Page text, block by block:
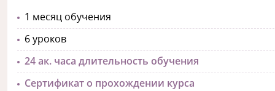
1 месяц обучения
6 уроков
24 ак. часа длительность обучения
Сертификат о прохождении курса